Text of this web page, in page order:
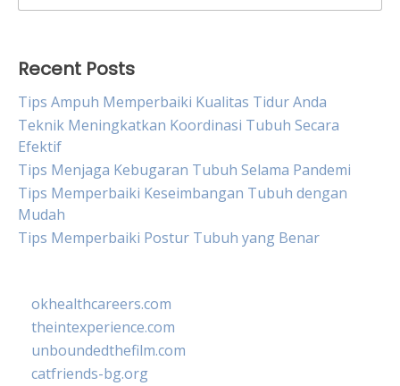
for:
Recent Posts
Tips Ampuh Memperbaiki Kualitas Tidur Anda
Teknik Meningkatkan Koordinasi Tubuh Secara
Efektif
Tips Menjaga Kebugaran Tubuh Selama Pandemi
Tips Memperbaiki Keseimbangan Tubuh dengan
Mudah
Tips Memperbaiki Postur Tubuh yang Benar
okhealthcareers.com
theintexperience.com
unboundedthefilm.com
catfriends-bg.org